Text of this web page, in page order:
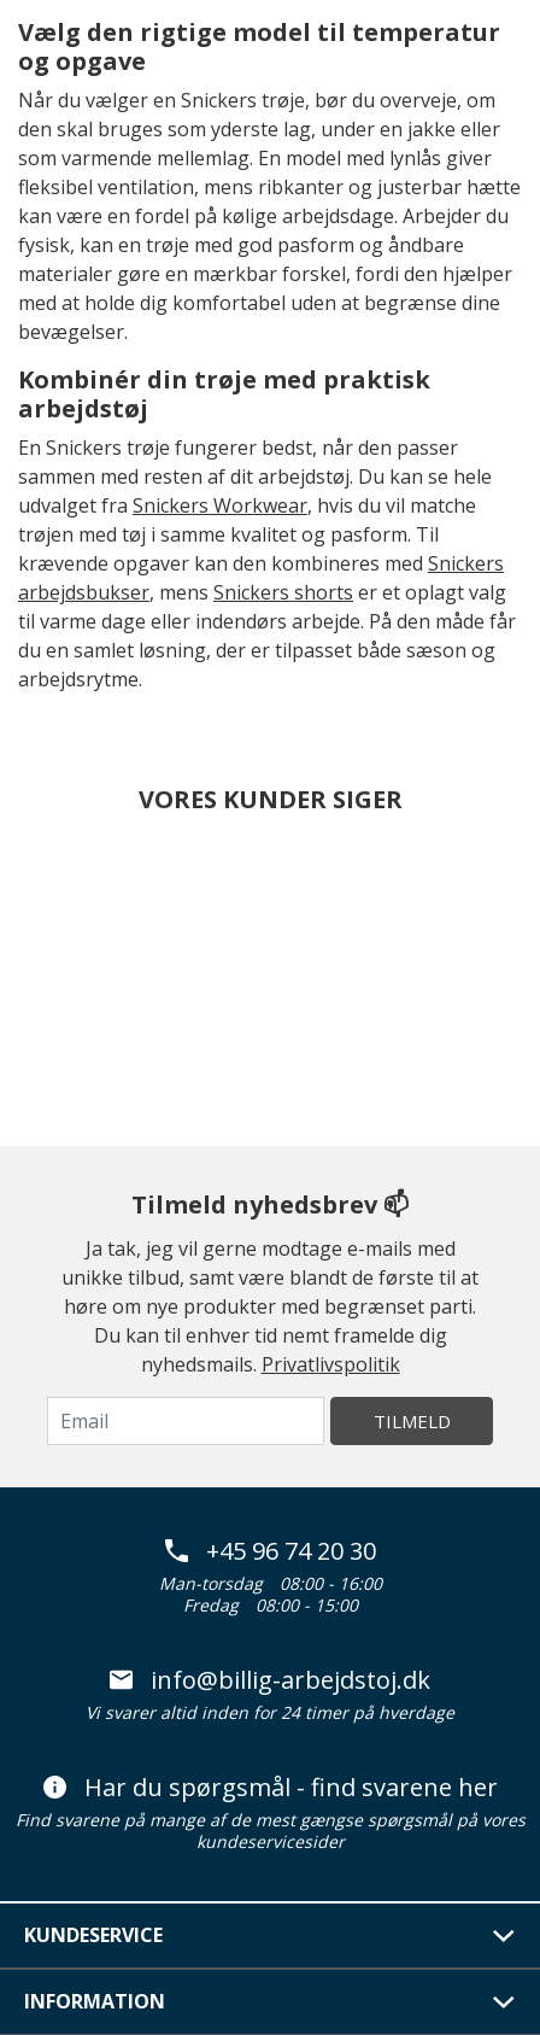
Vælg den rigtige model til temperatur
og opgave
Når du vælger en Snickers trøje, bør du overveje, om
den skal bruges som yderste lag, under en jakke eller
som varmende mellemlag. En model med lynlås giver
fleksibel ventilation, mens ribkanter og justerbar hætte
kan være en fordel på kølige arbejdsdage. Arbejder du
fysisk, kan en trøje med god pasform og åndbare
materialer gøre en mærkbar forskel, fordi den hjælper
med at holde dig komfortabel uden at begrænse dine
bevægelser.
Kombinér din trøje med praktisk
arbejdstøj
En Snickers trøje fungerer bedst, når den passer
sammen med resten af dit arbejdstøj. Du kan se hele
udvalget fra Snickers Workwear, hvis du vil matche
trøjen med tøj i samme kvalitet og pasform. Til
krævende opgaver kan den kombineres med Snickers
arbejdsbukser, mens Snickers shorts er et oplagt valg
til varme dage eller indendørs arbejde. På den måde får
du en samlet løsning, der er tilpasset både sæson og
arbejdsrytme.
VORES KUNDER SIGER
Tilmeld nyhedsbrev 📫
Ja tak, jeg vil gerne modtage e-mails med
unikke tilbud, samt være blandt de første til at
høre om nye produkter med begrænset parti.
Du kan til enhver tid nemt framelde dig
nyhedsmails. Privatlivspolitik
TILMELD
+45 96 74 20 30
Man-torsdag
08:00 - 16:00
Fredag
08:00 - 15:00
info@billig-arbejdstoj.dk
Vi svarer altid inden for 24 timer på hverdage
Har du spørgsmål - find svarene her
Find svarene på mange af de mest gængse spørgsmål på vores
kundeservicesider
KUNDESERVICE
INFORMATION